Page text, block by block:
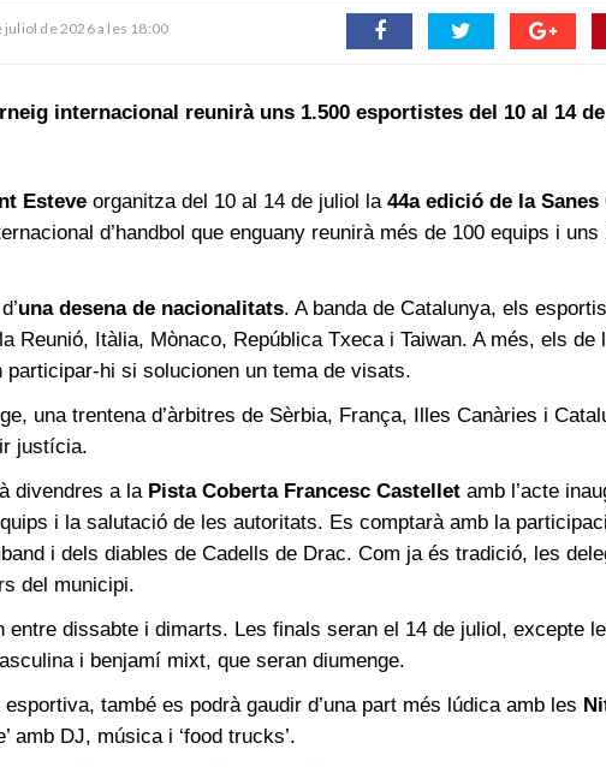
juliol de 2026 a les 18:00
internacional reunirà uns 1.500 esportistes del 10 al 14
Esteve organitza del 10 al 14 de juliol la 44a edició de la Sanes
d’handbol que enguany reunirà més de 100 equips i uns
una desena de nacionalitats. A banda de Catalunya, els
Reunió, Itàlia, Mònaco, República Txeca i Taiwan. A més, els de
participar-hi si solucionen un tema de visats.
una trentena d’àrbitres de Sèrbia, França, Illes Canàries i
justícia.
divendres a la Pista Coberta Francesc Castellet amb l’acte
i la salutació de les autoritats. Es comptarà amb la
i dels diables de Cadells de Drac. Com ja és tradició, les
del municipi.
entre dissabte i dimarts. Les finals seran el 14 de juliol, excepte
i benjamí mixt, que seran diumenge.
esportiva, també es podrà gaudir d’una part més lúdica amb les
amb DJ, música i ‘food trucks’.